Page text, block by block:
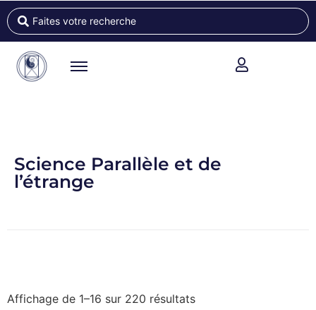
Science Parallèle et de
l’étrange
Affichage de 1–16 sur 220 résultats